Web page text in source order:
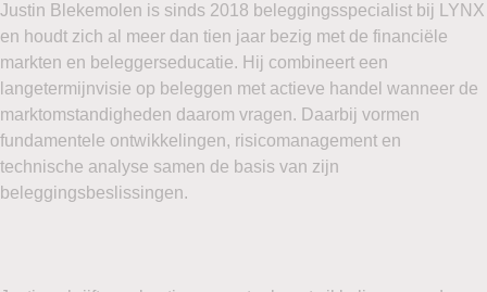
Justin Blekemolen is sinds 2018 beleggingsspecialist bij LYNX
en houdt zich al meer dan tien jaar bezig met de financiële
markten en beleggerseducatie. Hij combineert een
langetermijnvisie op beleggen met actieve handel wanneer de
marktomstandigheden daarom vragen. Daarbij vormen
fundamentele ontwikkelingen, risicomanagement en
technische analyse samen de basis van zijn
beleggingsbeslissingen.